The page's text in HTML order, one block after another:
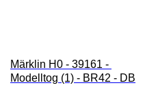
Märklin H0 - 39161 -
Modelltog (1) - BR42 - DB